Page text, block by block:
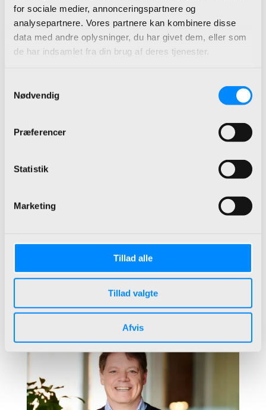
for sociale medier, annonceringspartnere og
analysepartnere. Vores partnere kan kombinere disse
data med andre oplysninger, du har givet dem, eller som
de har indsamlet fra din brug af deres tjenester.
Nødvendig
Præferencer
Statistik
Marketing
Tillad alle
Tillad valgte
Afvis
Mathias Rose Nielsen
Udvikler
Hent kontaktinfo
Udvikler (praktikant)
mko@bdl.dk
Konsulent